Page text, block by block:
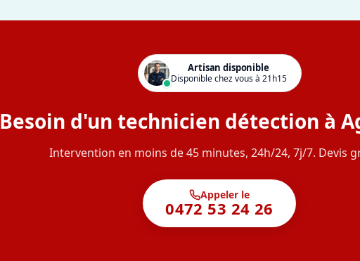
Artisan disponible
Disponible chez vous à 21h15
Besoin d'un technicien détection à
Intervention en moins de 45 minutes, 24h/24, 7j/7. Devis
Appeler le
0472 53 24 26